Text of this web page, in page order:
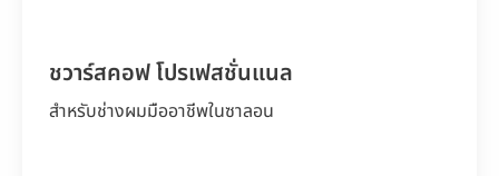
ชวาร์สคอฟ โปรเฟสชั่นแนล
สำหรับช่างผมมืออาชีพในซาลอน